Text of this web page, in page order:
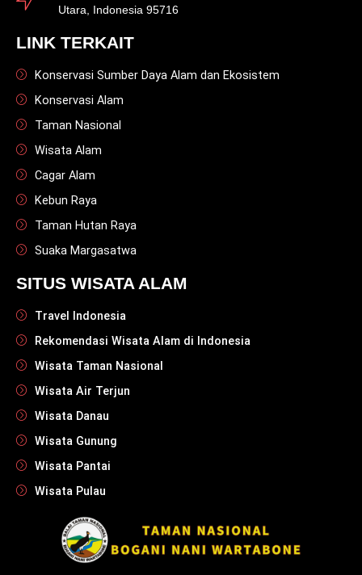
Utara, Indonesia 95716
LINK TERKAIT
Konservasi Sumber Daya Alam dan Ekosistem
Konservasi Alam
Taman Nasional
Wisata Alam
Cagar Alam
Kebun Raya
Taman Hutan Raya
Suaka Margasatwa
SITUS WISATA ALAM
Travel Indonesia
Rekomendasi Wisata Alam di Indonesia
Wisata Taman Nasional
Wisata Air Terjun
Wisata Danau
Wisata Gunung
Wisata Pantai
Wisata Pulau